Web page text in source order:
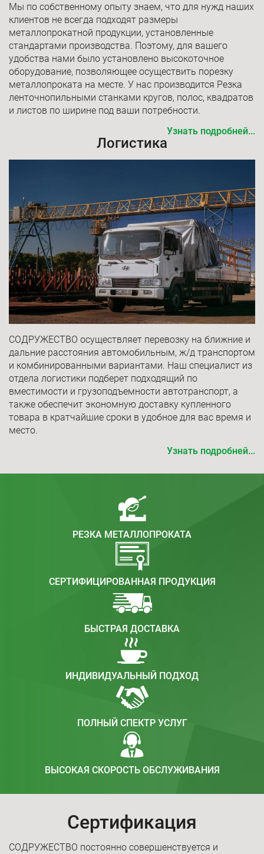
Мы по собственному опыту знаем, что для нужд наших
клиентов не всегда подходят размеры
металлопрокатной продукции, установленные
стандартами производства. Поэтому, для вашего
удобства нами было установлено высокоточное
оборудование, позволяющее осуществить порезку
металлопроката на месте. У нас производится Резка
ленточнопильными станками кругов, полос, квадратов
и листов по ширине под ваши потребности.
Узнать подробней...
Логистика
СОДРУЖЕСТВО осуществляет перевозку на ближние и
дальние расстояния автомобильным, ж/д транспортом
и комбинированными вариантами. Наш специалист из
отдела логистики подберет подходящий по
вместимости и грузоподъемности автотранспорт, а
также обеспечит экономную доставку купленного
товара в кратчайшие сроки в удобное для вас время и
место.
Узнать подробней...
РЕЗКА МЕТАЛЛОПРОКАТА
CЕРТИФИЦИРОВАННАЯ ПРОДУКЦИЯ
БЫСТРАЯ ДОСТАВКА
ИНДИВИДУАЛЬНЫЙ ПОДХОД
ПОЛНЫЙ СПЕКТР УСЛУГ
ВЫСОКАЯ СКОРОСТЬ ОБСЛУЖИВАНИЯ
Сертификация
СОДРУЖЕСТВО постоянно совершенствуется и